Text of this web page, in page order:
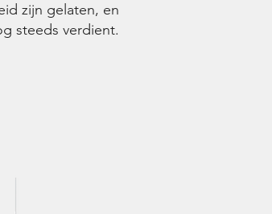
zijn gelaten, en
steeds verdient.